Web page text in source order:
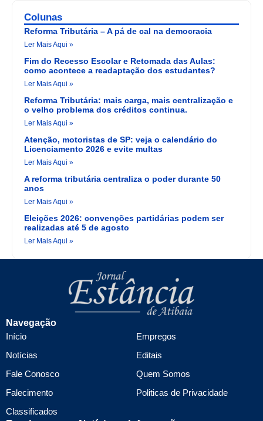
Colunas
Reforma Tributária – A pá de cal na democracia
Ler Mais Aqui »
Fim do Recesso Escolar e Retomada das Aulas:
como acontece a readaptação dos estudantes?
Ler Mais Aqui »
Reforma Tributária: mais carga, mais centralização e
o velho problema dos créditos continua.
Ler Mais Aqui »
Atenção, motoristas de SP: veja o calendário do
Licenciamento 2026 e evite multas
Ler Mais Aqui »
A reforma tributária centraliza o poder durante 50
anos
Ler Mais Aqui »
Eleições 2026: convenções partidárias podem ser
realizadas até 5 de agosto
Ler Mais Aqui »
Navegação
Início
Notícias
Fale Conosco
Falecimento
Classificados
Empregos
Editais
Quem Somos
Politicas de Privacidade